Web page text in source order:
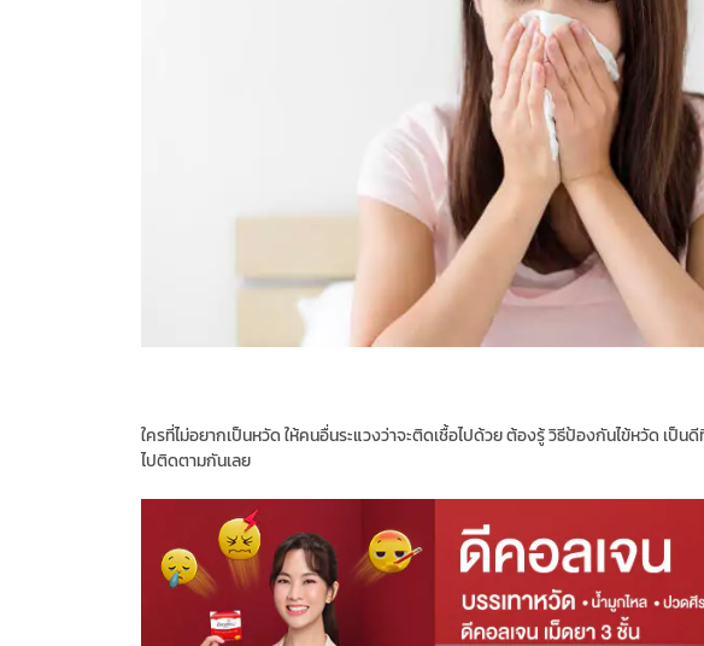
ใครที่ไม่อยากเป็นหวัด ให้คนอื่นระแวงว่าจะติดเชื้อไปด้วย ต้องรู้ วิธีป้องกันไข้หวัด เป็
ไปติดตามกันเลย